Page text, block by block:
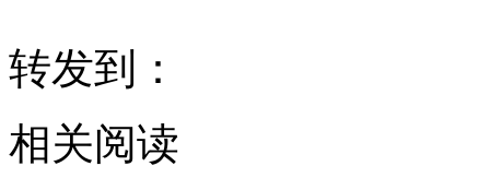
转发到：
相关阅读